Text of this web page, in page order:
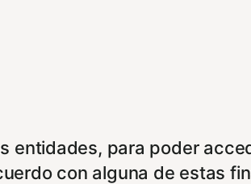
entidades, para poder
con alguna de estas